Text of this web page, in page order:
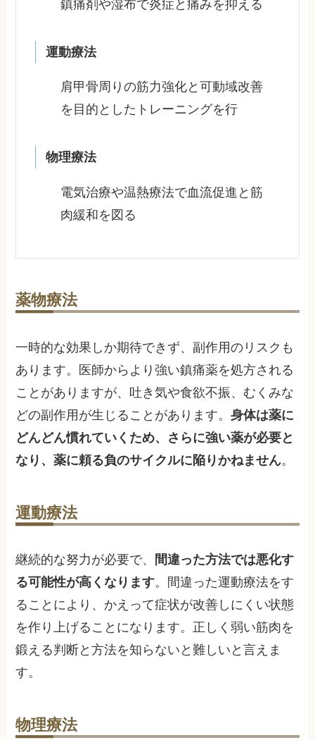
鎮痛剤や湿布で炎症と痛みを抑える
運動療法
肩甲骨周りの筋力強化と可動域改善
を目的としたトレーニングを行
物理療法
電気治療や温熱療法で血流促進と筋
肉緩和を図る
薬物療法
一時的な効果しか期待できず、副作用のリスクも
あります。医師からより強い鎮痛薬を処方される
ことがありますが、吐き気や食欲不振、むくみな
どの副作用が生じることがあります。身体は薬に
どんどん慣れていくため、さらに強い薬が必要と
なり、薬に頼る負のサイクルに陥りかねません。
運動療法
継続的な努力が必要で、
間違った方法では悪化す
る可能性が高くなります。間違った運動療法をす
ることにより、かえって症状が改善しにくい状態
を作り上げることになります。正しく弱い筋肉を
鍛える判断と方法を知らないと難しいと言えま
す。
物理療法